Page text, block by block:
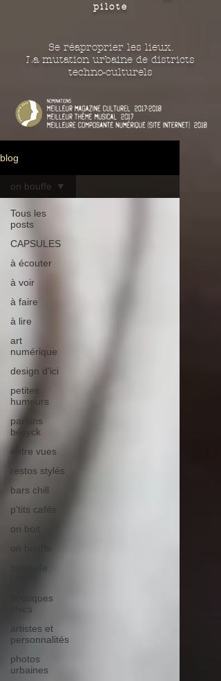
pilote
Se réaproprier les lieux.
La mutation urbaine de districts
techno-culturels
blog
Tous les
posts
CAPSULES
à écouter
à voir
à faire
à lire
art
numérique
design d'ici
petites
humeurs
parlons
bécyck
entre vues
restos stylés
bars chill
p'tits cafés
on boit
on bouffe
faites de
boutiques
chics
artistes et
personnalités
photos
urbaines
on bouffe